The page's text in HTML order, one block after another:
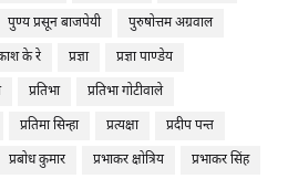
पुण्य प्रसून बाजपेयी
पुरुषोत्तम अग्रवाल
के रे प्रज्ञा
प्रज्ञा पाण्डेय
प्रतिभा
प्रतिभा गोटीवाले
प्रतिमा सिन्हा प्रत्यक्षा
प्रदीप पन्त
प्रबोध कुमार प्रभाकर क्षोत्रिय
प्रभाकर सिंह